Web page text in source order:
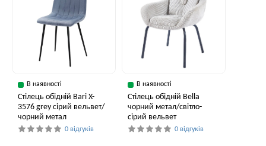
В наявності
Стілець обідній Bari X-
3576 grey сірий вельвет/
чорний метал
0 відгуків
В наявності
Стілець обідній Bella
чорний метал/світло-
сірий вельвет
0 відгуків